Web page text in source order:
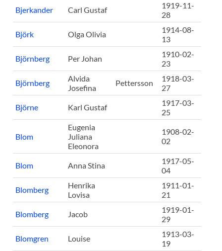
Bjerkander Carl Gustaf
1919-11-
28
Björk Olga Olivia
1914-08-
13
Björnberg Per Johan
1910-02-
23
Björnberg
Alvida
Josefina
Pettersson
1918-03-
27
Björne Karl Gustaf
1917-03-
25
Blom
Eugenia
Juliana
Eleonora
1908-02-
02
Blom Anna Stina
1917-05-
04
Blomberg
Henrika
Lovisa
1911-01-
21
Blomberg Jacob
1919-01-
29
Blomgren Louise
1913-03-
19